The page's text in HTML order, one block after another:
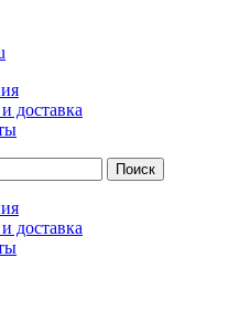
доставка
Поиск
доставка